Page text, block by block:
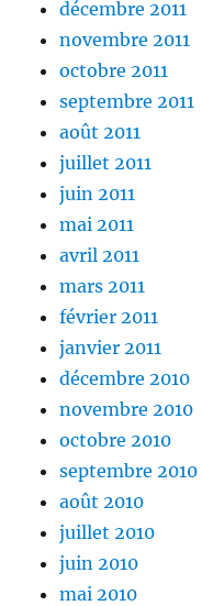
décembre 2011
novembre 2011
octobre 2011
septembre 2011
août 2011
juillet 2011
juin 2011
mai 2011
avril 2011
mars 2011
février 2011
janvier 2011
décembre 2010
novembre 2010
octobre 2010
septembre 2010
août 2010
juillet 2010
juin 2010
mai 2010